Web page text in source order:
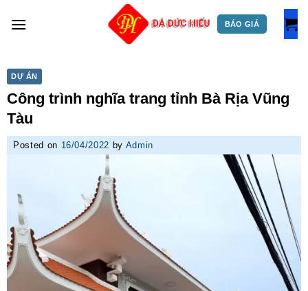
BÁO GIÁ
DỰ ÁN
Công trình nghĩa trang tỉnh Bà Rịa Vũng
Tàu
Posted on 16/04/2022 by Admin